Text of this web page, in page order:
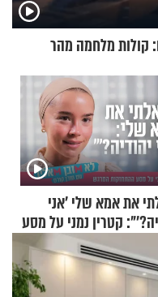
מלחמה מהר
את אמא שלי 'אני
קטרין נמני על מסע
המרגש